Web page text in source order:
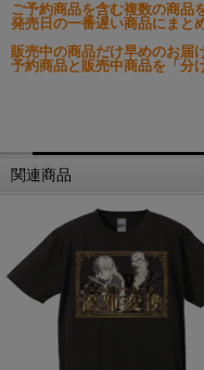
ご予約商品を含む複数の商品
発売日の一番遅い商品にまと
販売中の商品だけ早めのお届
予約商品と販売中商品を「分
関連商品